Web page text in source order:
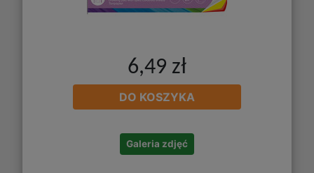
6,49 zł
DO KOSZYKA
Galeria zdjęć